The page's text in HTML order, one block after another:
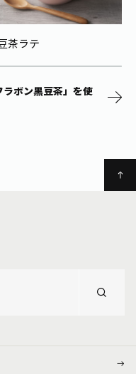
茶ラテ
ラボン黒豆茶」を使